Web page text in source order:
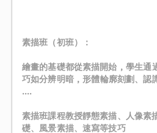
素描班（初班）：
繪畫的基礎都從素描開始 , 學生通
巧如分辨明暗 , 形體輪廓刻劃、認
....
素描班課程教授靜態素描、人像素
礎、風景素描、速寫等技巧